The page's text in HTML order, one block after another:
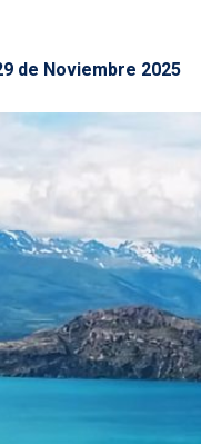
de Noviembre 2025